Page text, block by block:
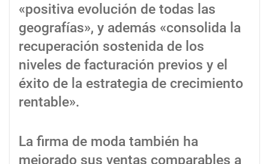
«positiva evolución de todas las
geografías», y además «consolida la
recuperación sostenida de los
niveles de facturación previos y el
éxito de la estrategia de crecimiento
rentable».
La firma de moda también ha
mejorado sus ventas comparables a